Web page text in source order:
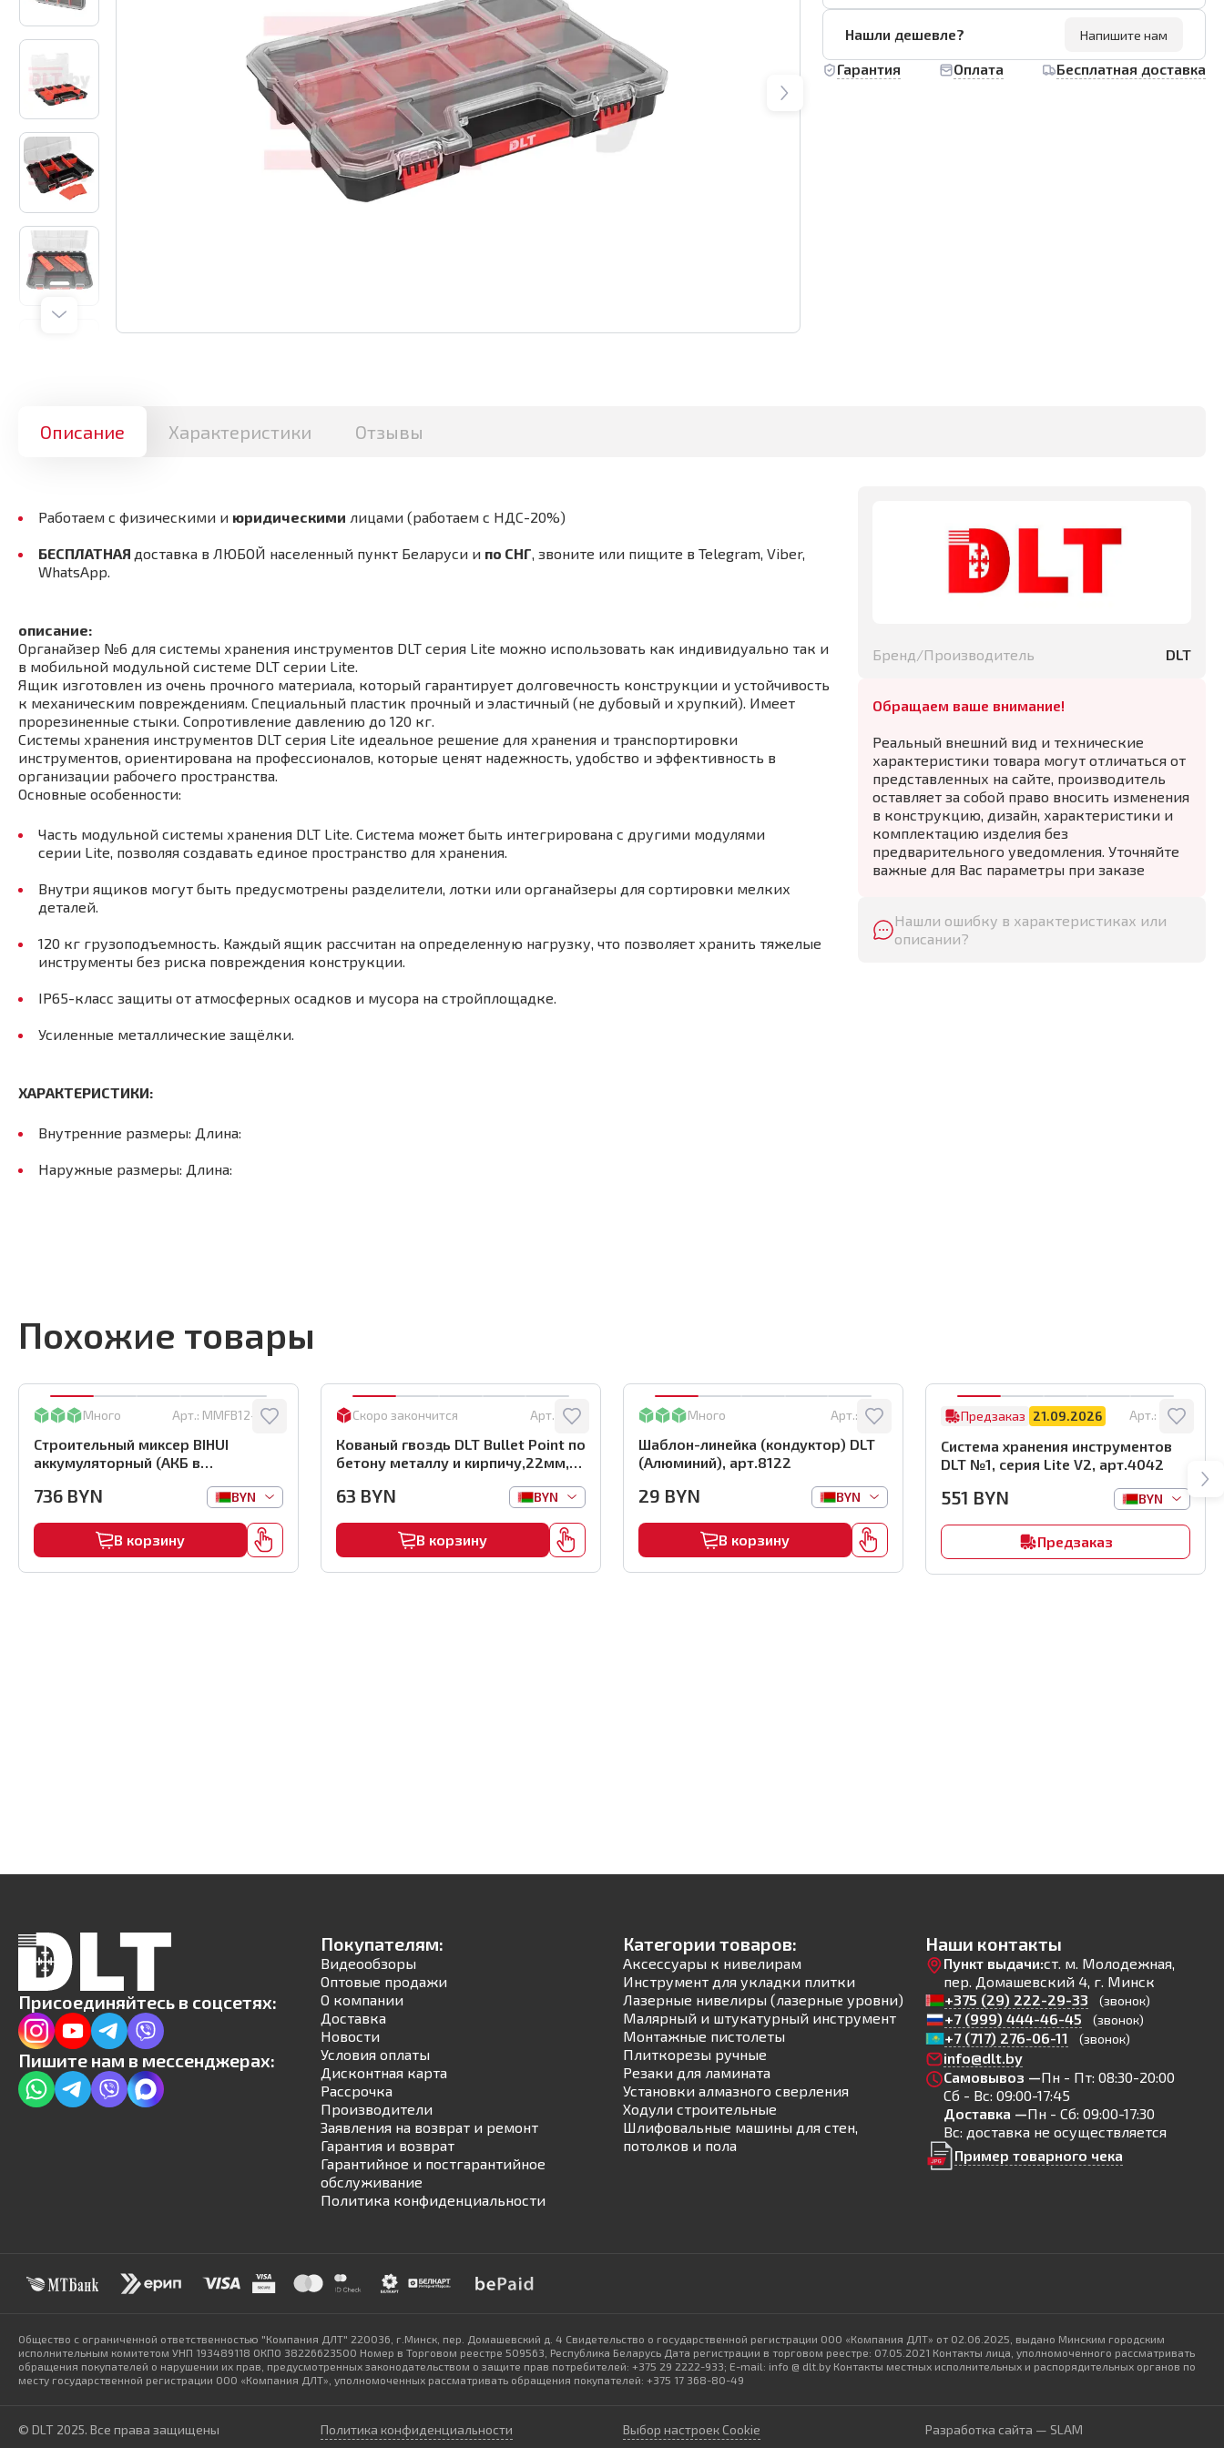
Нашли дешевле? Напишите нам
Гарантия Оплата Бесплатная доставка
Описание Характеристики Отзывы
Работаем с физическими и юридическими лицами (работаем с НДС-20%)
БЕСПЛАТНАЯ доставка в ЛЮБОЙ населенный пункт Беларуси и по СНГ, звоните или пищите в Telegram, Viber,
WhatsApp.
описание:
Органайзер №6 для системы хранения инструментов DLT серия Lite можно использовать как индивидуально так и
в мобильной модульной системе DLT серии Lite.
Ящик изготовлен из очень прочного материала, который гарантирует долговечность конструкции и устойчивость
к механическим повреждениям. Специальный пластик прочный и эластичный (не дубовый и хрупкий). Имеет
прорезиненные стыки. Сопротивление давлению до 120 кг.
Системы хранения инструментов DLT серия Lite идеальное решение для хранения и транспортировки
инструментов, ориентирована на профессионалов, которые ценят надежность, удобство и эффективность в
организации рабочего пространства.
Основные особенности:
Часть модульной системы хранения DLT Lite. Система может быть интегрирована с другими модулями
серии Lite, позволяя создавать единое пространство для хранения.
Внутри ящиков могут быть предусмотрены разделители, лотки или органайзеры для сортировки мелких
деталей.
120 кг грузоподъемность. Каждый ящик рассчитан на определенную нагрузку, что позволяет хранить тяжелые
инструменты без риска повреждения конструкции.
IP65-класс защиты от атмосферных осадков и мусора на стройплощадке.
Усиленные металлические защёлки.
ХАРАКТЕРИСТИКИ:
Внутренние размеры: Длина:
Наружные размеры: Длина:
Бренд/Производитель DLT
Обращаем ваше внимание!
Реальный внешний вид и технические
характеристики товара могут отличаться от
представленных на сайте, производитель
оставляет за собой право вносить изменения
в конструкцию, дизайн, характеристики и
комплектацию изделия без
предварительного уведомления. Уточняйте
важные для Вас параметры при заказе
Нашли ошибку в характеристиках или
описании?
Похожие товары
Много Арт.: MMFB12-2-BC
Строительный миксер BIHUI
аккумуляторный (АКБ в
736 BYN BYN
В корзину
Скоро закончится Арт.: 0116
Кованый гвоздь DLT Bullet Point по
бетону металлу и кирпичу,22мм,
63 BYN BYN
В корзину
Много Арт.: 8122
Шаблон-линейка (кондуктор) DLT
(Алюминий), арт.8122
29 BYN BYN
В корзину
Предзаказ 21.09.2026 Арт.: 4042
Система хранения инструментов
DLT №1, серия Lite V2, арт.4042
551 BYN BYN
Предзаказ
Присоединяйтесь в соцсетях:
Пишите нам в мессенджерах:
Покупателям:
Видеообзоры
Оптовые продажи
О компании
Доставка
Новости
Условия оплаты
Дисконтная карта
Рассрочка
Производители
Заявления на возврат и ремонт
Гарантия и возврат
Гарантийное и постгарантийное
обслуживание
Политика конфиденциальности
Категории товаров:
Аксессуары к нивелирам
Инструмент для укладки плитки
Лазерные нивелиры (лазерные уровни)
Малярный и штукатурный инструмент
Монтажные пистолеты
Плиткорезы ручные
Резаки для ламината
Установки алмазного сверления
Ходули строительные
Шлифовальные машины для стен,
потолков и пола
Наши контакты
Пункт выдачи:ст. м. Молодежная,
пер. Домашевский 4, г. Минск
+375 (29) 222-29-33
(звонок)
+7 (999) 444-46-45 (звонок)
+7 (717) 276-06-11 (звонок)
info@dlt.by
Самовывоз —Пн - Пт: 08:30-20:00
Сб - Вс: 09:00-17:45
Доставка —Пн - Сб: 09:00-17:30
Вс: доставка не осуществляется
Пример товарного чека
Общество с ограниченной ответственностью "Компания ДЛТ" 220036, г.Минск, пер. Домашевский д. 4 Свидетельство о государственной регистрации ООО «Компания ДЛТ» от 02.06.2025, выдано Минским городским
исполнительным комитетом УНП 193489118 ОКПО 38226623500 Номер в Торговом реестре 509563, Республика Беларусь Дата регистрации в торговом реестре: 07.05.2021 Контакты лица, уполномоченного рассматривать
обращения покупателей о нарушении их прав, предусмотренных законодательством о защите прав потребителей: +375 29 2222-933; E-mail: info @ dlt.by Контакты местных исполнительных и распорядительных органов по
месту государственной регистрации ООО «Компания ДЛТ», уполномоченных рассматривать обращения покупателей: +375 17 368-80-49
© DLT 2025. Все права защищены Политика конфиденциальности Выбор настроек Cookie Разработка сайта — SLAM